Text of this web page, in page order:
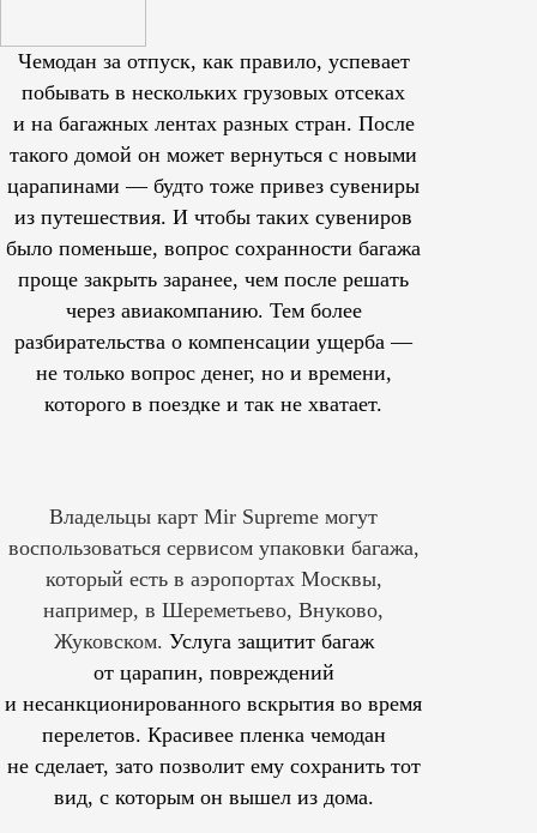
Чемодан за отпуск, как правило, успевает
побывать в нескольких грузовых отсеках
и на багажных лентах разных стран. После
такого домой он может вернуться с новыми
царапинами — будто тоже привез сувениры
из путешествия. И чтобы таких сувениров
было поменьше, вопрос сохранности багажа
проще закрыть заранее, чем после решать
через авиакомпанию. Тем более
разбирательства о компенсации ущерба —
не только вопрос денег, но и времени,
которого в поездке и так не хватает.
Владельцы карт Mir Supreme могут
воспользоваться сервисом упаковки багажа,
который есть в аэропортах Москвы,
например, в Шереметьево, Внуково,
Жуковском. Услуга защитит багаж
от царапин, повреждений
и несанкционированного вскрытия во время
перелетов. Красивее пленка чемодан
не сделает, зато позволит ему сохранить тот
вид, с которым он вышел из дома.